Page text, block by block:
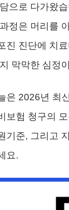
으로 다가왔
정은 머리를
진 진단에 치
막막한 심정
은 2026년 최
보험 청구의
기준, 그리고
요.